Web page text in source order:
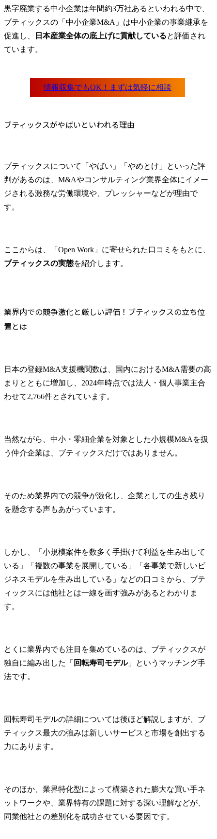
●評価指標
マッチング成立数(商談の
セッティング、資料請求
●キャリアステップ
チームの責任者になった
績やご希望によって企
す。
・新卒・中
やイベント
更新、効果
ァイリング
企画・Web
SNS活用な
黒字廃業する中小企業は年間約3万社あるといわれる中で、
ブティックスの「中小企業M&A」は中小企業の事業継承を
促進し、
日本産業全体の底上げに貢献していると評価され
ています。
ブティックスがやばいといわれる理由
ブティックスについて「やばい」「やめとけ」といった評
判があるのは、M&Aやコンサルティング業界全体にイメー
ジされる激務な労働環境や、プレッシャーなどが理由で
す。
ここからは、「Open Work」に寄せられた口コミをもとに、
ブティックスの実態を紹介します。
業界内での競争激化と厳しい評価！ブティックスの立ち位
置とは
日本の登録M&A支援機関数は、国内におけるM&A需要の高
まりとともに増加し、2024年時点では法人・個人事業主合
わせて2,766件とされています。
当然ながら、中小・零細企業を対象とした小規模M&Aを扱
う仲介企業は、ブティックスだけではありません。
そのため業界内での競争が激化し、企業としての生き残り
を懸念する声もあがっています。
しかし、「小規模案件を数多く手掛けて利益を生み出して
いる」「複数の事業を展開している」「各事業で新しいビ
ジネスモデルを生み出している」などの口コミから、ブテ
ィックスには他社とは一線を画す強みがあるとわかりま
す。
とくに業界内でも注目を集めているのは、ブティックスが
独自に編み出した「 回転寿司モデル」というマッチング手
法です。
回転寿司モデルの詳細については後ほど解説しますが、ブ
ティックス最大の強みは新しいサービスと市場を創出する
力にあります。
そのほか、業界特化型によって構築された膨大な買い手ネ
ットワークや、業界特有の課題に対する深い理解などが、
同業他社との差別化を成功させている要因です。